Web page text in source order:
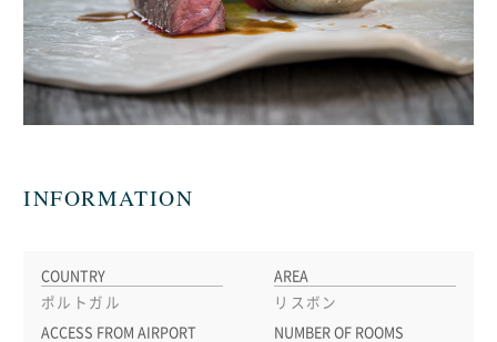
INFORMATION
COUNTRY
ポルトガル
ACCESS FROM AIRPORT
AREA
リスボン
NUMBER OF ROOMS